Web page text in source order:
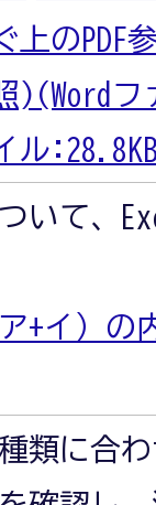
上のPDF
)(Wordフ
ル
いて、
+イ）
類に合